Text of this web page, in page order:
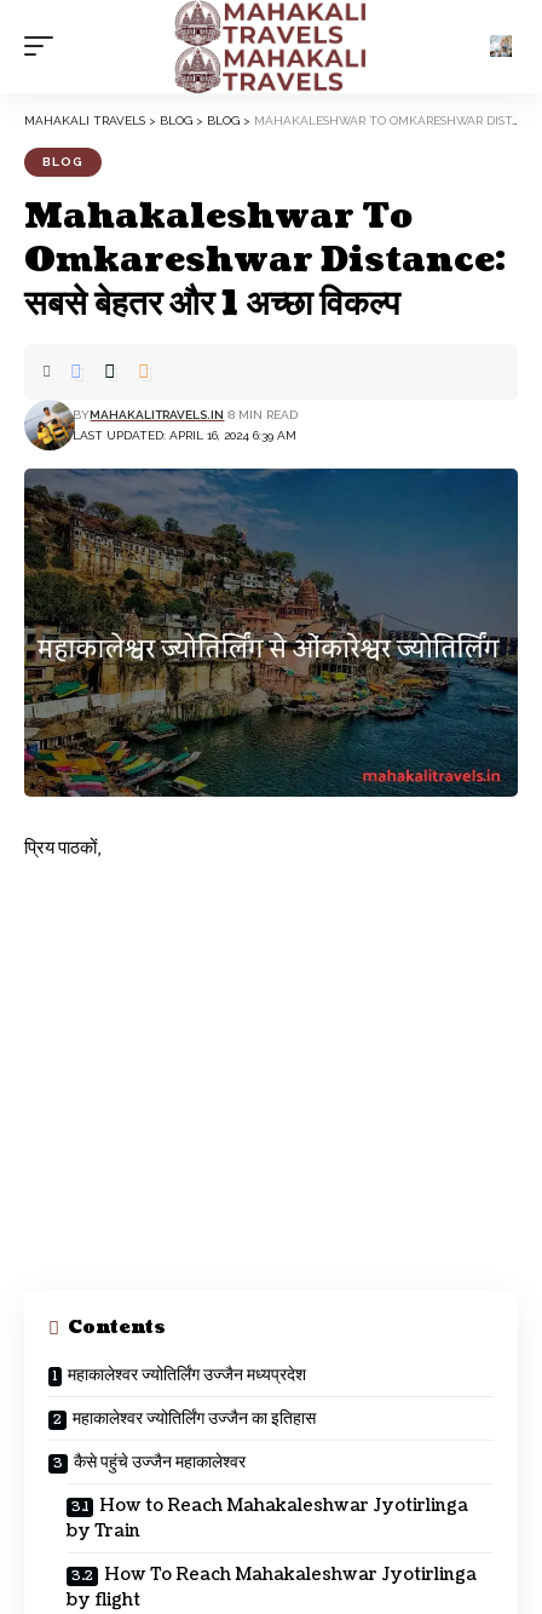
MAHAKALI TRAVELS > BLOG > BLOG > MAHAKALESHWAR TO OMKARESHWAR DISTANCE: सबसे बेहतर और 1 अच्छा विकल्प
BLOG
Mahakaleshwar To
Omkareshwar Distance:
सबसे बेहतर और 1 अच्छा विकल्प
LAST UPDATED: APRIL 16, 2024 6:39 AM
BYMAHAKALITRAVELS.IN 8 MIN READ
प्रिय पाठकों,
Contents
महाकालेश्वर ज्योतिर्लिंग उज्जैन मध्यप्रदेश
महाकालेश्वर ज्योतिर्लिंग उज्जैन का इतिहास
कैसे पहुंचे उज्जैन महाकालेश्वर
How to Reach Mahakaleshwar Jyotirlinga
by Train
How To Reach Mahakaleshwar Jyotirlinga
by flight